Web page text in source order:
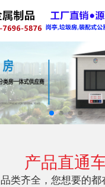
产品直通
品类齐全，您想要的都